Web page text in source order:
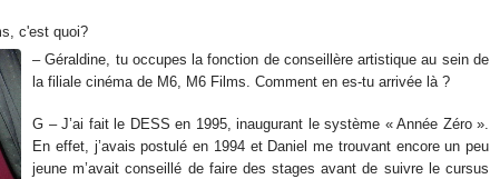
c'est quoi?
– Géraldine, tu occupes la fonction de conseillère artistique au sein de
la filiale cinéma de M6, M6 Films. Comment en es-tu arrivée là ?
G – J’ai fait le DESS en 1995, inaugurant le système « Année Zéro ».
En effet, j’avais postulé en 1994 et Daniel me trouvant encore un peu
jeune m’avait conseillé de faire des stages avant de suivre le cursus